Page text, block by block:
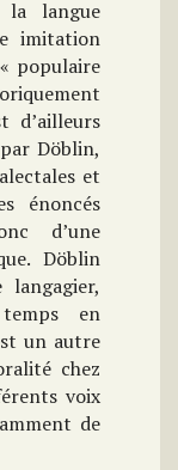
la langue
imitation
populaire
d’ailleurs
Döblin,
et
énoncés
d’une
Döblin
en
un autre
chez
voix
de